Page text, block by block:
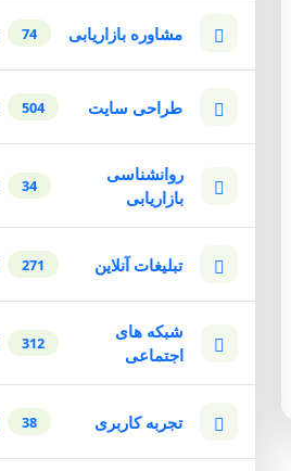
مشاوره بازاریابی 74
طراحی سایت 504
روانشناسی
بازاریابی
34
تبلیغات آنلاین 271
شبکه های
اجتماعی
312
تجربه کاربری 38